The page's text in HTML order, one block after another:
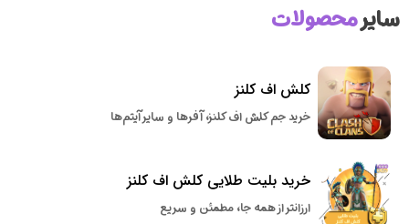
سایرمحصولات
کلش اف کلنز
خرید جم کلش اف کلنز، آفرها و سایر آیتم‌ها
خرید بلیت طلایی کلش اف کلنز
ارزانتر از همه جا، مطمئن و سریع